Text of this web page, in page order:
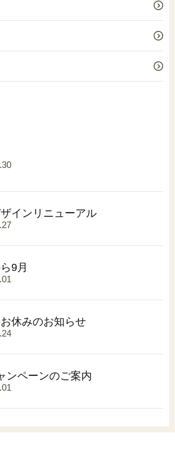
インリニューアル
9月
休みのお知らせ
ンペーンのご案内